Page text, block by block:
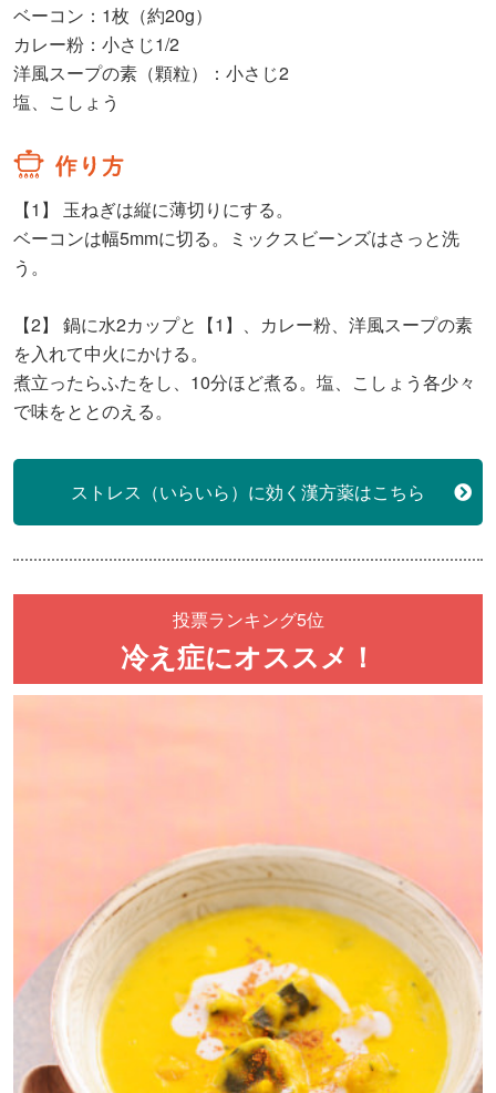
ベーコン：1枚（約20g）
カレー粉：小さじ1/2
洋風スープの素（顆粒）：小さじ2
塩、こしょう
【1】 玉ねぎは縦に薄切りにする。
ベーコンは幅5mmに切る。ミックスビーンズはさっと洗
う。
【2】 鍋に水2カップと【1】、カレー粉、洋風スープの素
を入れて中火にかける。
煮立ったらふたをし、10分ほど煮る。塩、こしょう各少々
で味をととのえる。
ストレス（いらいら）に効く漢方薬はこちら
投票ランキング5位
冷え症にオススメ！